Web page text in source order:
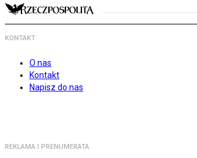
KONTAKT
O nas
Kontakt
Napisz do nas
REKLAMA I PRENUMERATA